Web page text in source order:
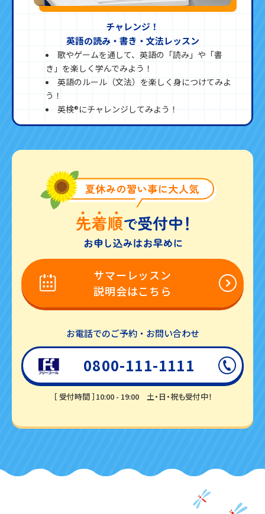
チャレンジ！
英語の読み・書き・文法レッスン
歌やゲームを通して、英語の「読み」や「書
き」を楽しく学んでみよう！
英語のルール（文法）を楽しく身につけてみよ
う！
英検®にチャレンジしてみよう！
サマーレッスン
説明会はこちら
お電話でのご予約・お問い合わせ
0800-111-1111
［ 受付時間 ］10:00 - 19:00 土・日・祝も受付中！